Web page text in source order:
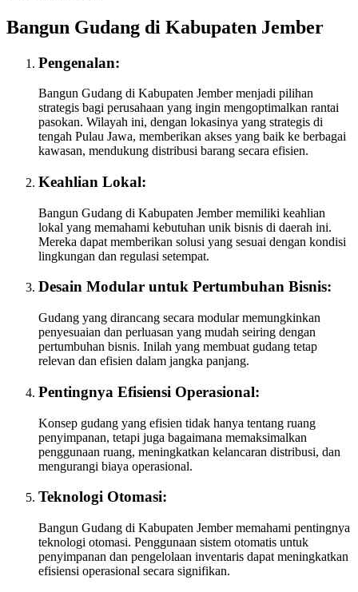
Bangun Gudang di Kabupaten Jember
Pengenalan:
Bangun Gudang di Kabupaten Jember menjadi pilihan
strategis bagi perusahaan yang ingin mengoptimalkan rantai
pasokan. Wilayah ini, dengan lokasinya yang strategis di
tengah Pulau Jawa, memberikan akses yang baik ke berbagai
kawasan, mendukung distribusi barang secara efisien.
Keahlian Lokal:
Bangun Gudang di Kabupaten Jember memiliki keahlian
lokal yang memahami kebutuhan unik bisnis di daerah ini.
Mereka dapat memberikan solusi yang sesuai dengan kondisi
lingkungan dan regulasi setempat.
Desain Modular untuk Pertumbuhan Bisnis:
Gudang yang dirancang secara modular memungkinkan
penyesuaian dan perluasan yang mudah seiring dengan
pertumbuhan bisnis. Inilah yang membuat gudang tetap
relevan dan efisien dalam jangka panjang.
Pentingnya Efisiensi Operasional:
Konsep gudang yang efisien tidak hanya tentang ruang
penyimpanan, tetapi juga bagaimana memaksimalkan
penggunaan ruang, meningkatkan kelancaran distribusi, dan
mengurangi biaya operasional.
Teknologi Otomasi:
Bangun Gudang di Kabupaten Jember memahami pentingnya
teknologi otomasi. Penggunaan sistem otomatis untuk
penyimpanan dan pengelolaan inventaris dapat meningkatkan
efisiensi operasional secara signifikan.